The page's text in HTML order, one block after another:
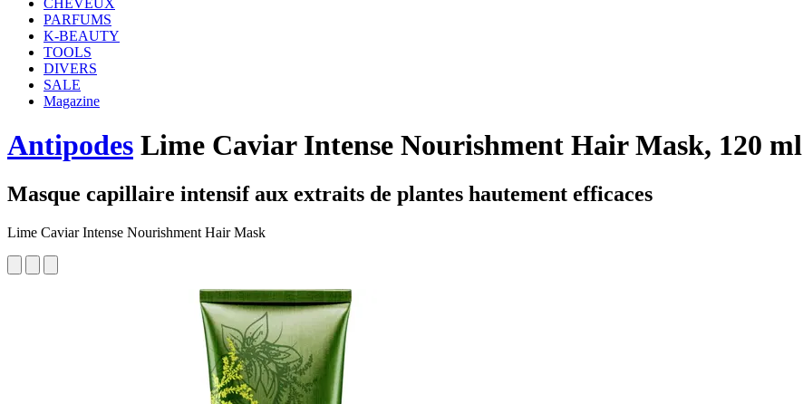
CHEVEUX
PARFUMS
K-BEAUTY
TOOLS
DIVERS
SALE
Magazine
Antipodes Lime Caviar Intense Nourishment Hair Mask, 120 ml
Masque capillaire intensif aux extraits de plantes hautement efficaces
Lime Caviar Intense Nourishment Hair Mask